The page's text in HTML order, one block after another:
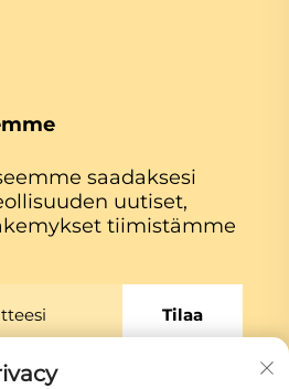
saadaksesi
uutiset,
tiimistämme
Tilaa